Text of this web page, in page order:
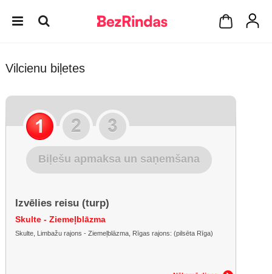
Vilcienu biļetes
Biļešu apmaksa un saņemšana
Izvēlies reisu (turp)
Skulte - Ziemeļblāzma
Skulte, Limbažu rajons - Ziemeļblāzma, Rīgas rajons: (pilsēta Rīga)